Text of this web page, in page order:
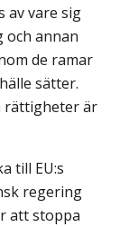
av vare sig
och annan
de ramar
sätter.
rättigheter är
till EU:s
regering
att stoppa